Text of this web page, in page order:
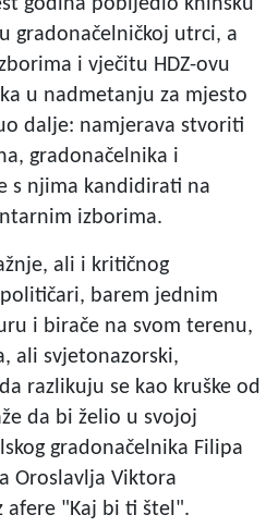
gradonačelničkoj utrci, a
i vječitu HDZ-ovu
u nadmetanju za mjesto
dalje: namjerava stvoriti
gradonačelnika i
s njima kandidirati na
izborima.
ali i kritičnog
barem jednim
i birače na svom terenu,
ali svjetonazorski,
razlikuju se kao kruške od
da bi želio u svojoj
gradonačelnika Filipa
Oroslavlja Viktora
afere "Kaj bi ti štel".